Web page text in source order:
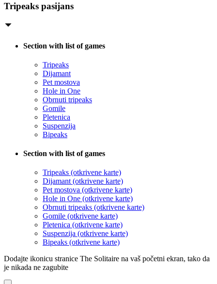
Tripeaks pasijans
Section with list of games
Tripeaks
Dijamant
Pet mostova
Hole in One
Obrnuti tripeaks
Gomile
Pletenica
Suspenzija
Bipeaks
Section with list of games
Tripeaks (otkrivene karte)
Dijamant (otkrivene karte)
Pet mostova (otkrivene karte)
Hole in One (otkrivene karte)
Obrnuti tripeaks (otkrivene karte)
Gomile (otkrivene karte)
Pletenica (otkrivene karte)
Suspenzija (otkrivene karte)
Bipeaks (otkrivene karte)
Dodajte ikonicu stranice The Solitaire na vaš početni ekran, tako da
je nikada ne zagubite